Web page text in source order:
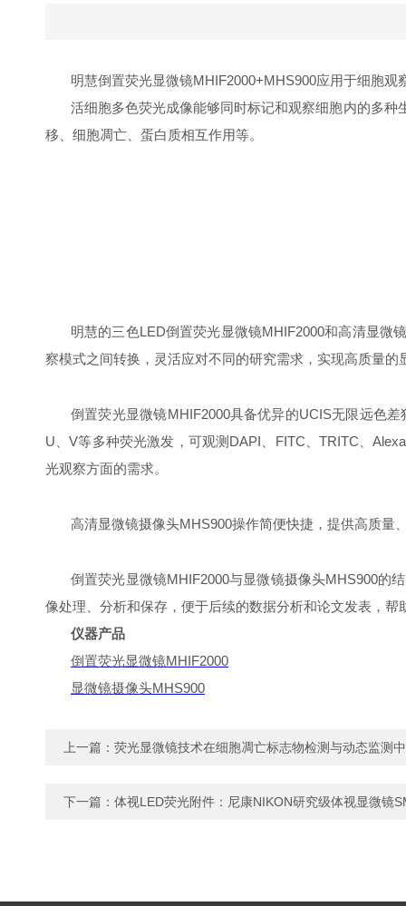
明慧倒置荧光显微镜MHIF2000+MHS900应用于细胞观
活细胞多色荧光成像能够同时标记和观察细胞内的多
移、细胞凋亡、蛋白质相互作用等。
明慧的三色LED倒置荧光显微镜MHIF2000和高清显微
察模式之间转换，灵活应对不同的研究需求，实现高质量的
倒置荧光显微镜MHIF2000具备优异的UCIS无限远色
U、V等多种荧光激发，可观测DAPI、FITC、TRITC、
光观察方面的需求。
高清显微镜摄像头MHS900操作简便快捷，提供高质量
倒置荧光显微镜MHIF2000与显微镜摄像头MHS900的
像处理、分析和保存，便于后续的数据分析和论文发表，
仪器产品
倒置荧光显微镜MHIF2000
显微镜摄像头MHS900
上一篇： 荧光显微镜技术在细胞凋亡标志物检测与动态监测
下一篇： 体视LED荧光附件：尼康NIKON研究级体视显微镜